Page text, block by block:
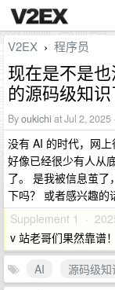
V2EX › 程序员
现在是不是
的源码级知识
Byoukichi at Jul 2, 2025
没有 AI 的时代，网上
好像已经很少有人从
了。 是我被信息茧了
下吗？ 或者感兴趣的
Supplement 1 ·
v 站老哥们果然靠谱！
AI
源码级知